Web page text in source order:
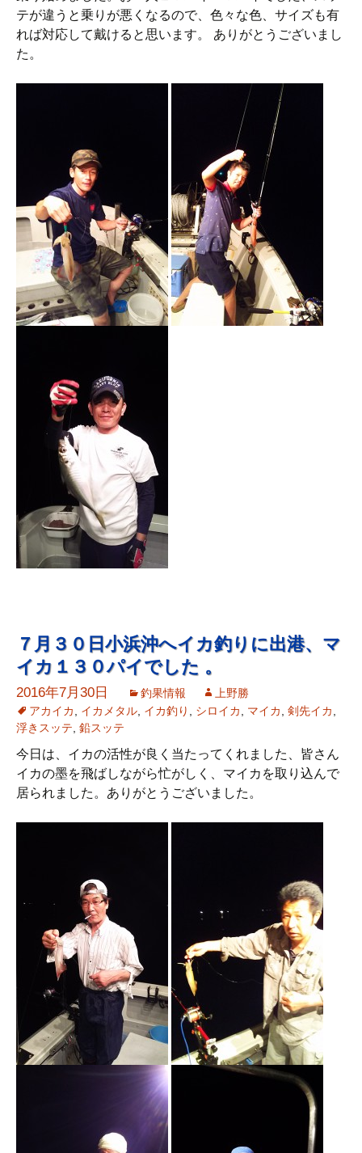
テが違うと乗りが悪くなるので、色々な色、サイズも有
れば対応して戴けると思います。 ありがとうございまし
た。
７月３０日小浜沖へイカ釣りに出港、マ
イカ１３０パイでした 。
2016年7月30日 釣果情報
上野勝
アカイカ
イカメタル イカ釣り シロイカ マイカ 剣先イカ
浮きスッテ 鉛スッテ
今日は、イカの活性が良く当たってくれました、皆さん
イカの墨を飛ばしながら忙がしく、マイカを取り込んで
居られました。ありがとうございました。